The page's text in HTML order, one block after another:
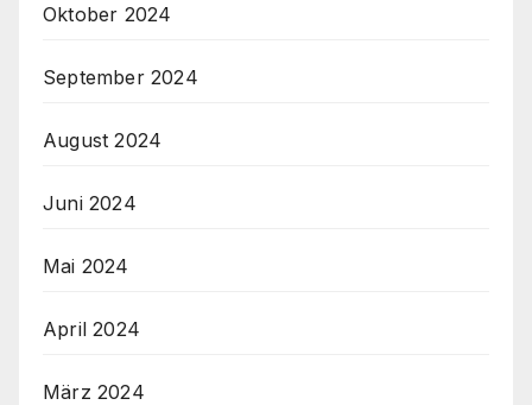
Oktober 2024
September 2024
August 2024
Juni 2024
Mai 2024
April 2024
März 2024